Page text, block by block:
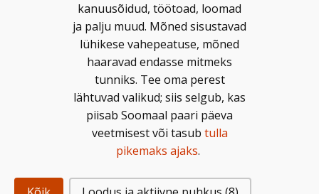
kanuusõidud, töötoad, loomad
ja palju muud. Mõned sisustavad
lühikese vahepeatuse, mõned
haaravad endasse mitmeks
tunniks. Tee oma perest
lähtuvad valikud; siis selgub, kas
piisab Soomaal paari päeva
veetmisest või tasub tulla
pikemaks ajaks.